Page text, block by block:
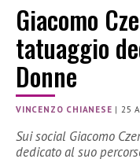
Giacomo
tatuaggio
Donne
VINCENZO CHIANESE |25
Sui social Giacomo
dedicato al suo